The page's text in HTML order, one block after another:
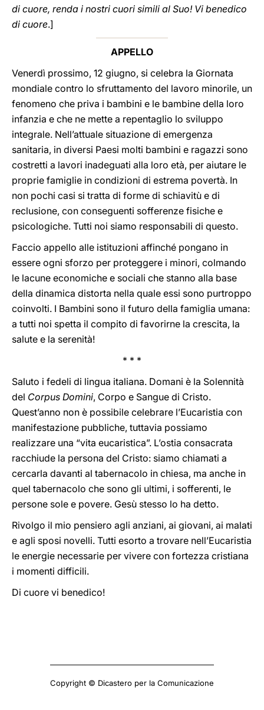
di cuore, renda i nostri cuori simili al Suo! Vi benedico
di cuore.]
APPELLO
Venerdì prossimo, 12 giugno, si celebra la Giornata
mondiale contro lo sfruttamento del lavoro minorile, un
fenomeno che priva i bambini e le bambine della loro
infanzia e che ne mette a repentaglio lo sviluppo
integrale. Nell’attuale situazione di emergenza
sanitaria, in diversi Paesi molti bambini e ragazzi sono
costretti a lavori inadeguati alla loro età, per aiutare le
proprie famiglie in condizioni di estrema povertà. In
non pochi casi si tratta di forme di schiavitù e di
reclusione, con conseguenti sofferenze fisiche e
psicologiche. Tutti noi siamo responsabili di questo.
Faccio appello alle istituzioni affinché pongano in
essere ogni sforzo per proteggere i minori, colmando
le lacune economiche e sociali che stanno alla base
della dinamica distorta nella quale essi sono purtroppo
coinvolti. I Bambini sono il futuro della famiglia umana:
a tutti noi spetta il compito di favorirne la crescita, la
salute e la serenità!
* * *
Saluto i fedeli di lingua italiana. Domani è la Solennità
del Corpus Domini, Corpo e Sangue di Cristo.
Quest’anno non è possibile celebrare l’Eucaristia con
manifestazione pubbliche, tuttavia possiamo
realizzare una “vita eucaristica”. L’ostia consacrata
racchiude la persona del Cristo: siamo chiamati a
cercarla davanti al tabernacolo in chiesa, ma anche in
quel tabernacolo che sono gli ultimi, i sofferenti, le
persone sole e povere. Gesù stesso lo ha detto.
Rivolgo il mio pensiero agli anziani, ai giovani, ai malati
e agli sposi novelli. Tutti esorto a trovare nell’Eucaristia
le energie necessarie per vivere con fortezza cristiana
i momenti difficili.
Di cuore vi benedico!
Copyright © Dicastero per la Comunicazione